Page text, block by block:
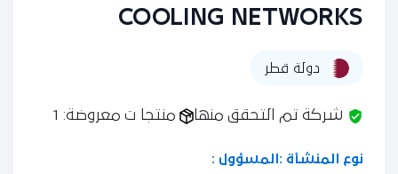
COOLING NETWORKS
دولة قطر
شركة تم التحقق منها منتجا ت معروضة: 1
نوع المنشأة : المسؤول :